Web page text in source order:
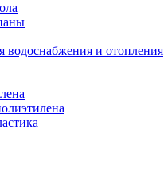
водоснабжения и отопления